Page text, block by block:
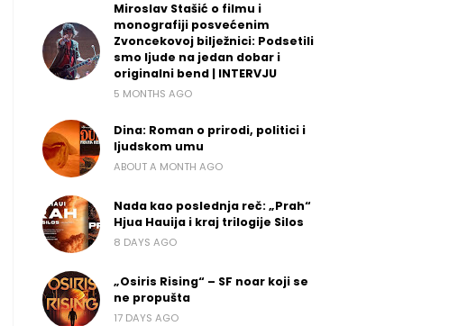
Miroslav Stašić o filmu i
monografiji posvećenim
Zvoncekovoj bilježnici: Podsetili
smo ljude na jedan dobar i
originalni bend | INTERVJU
5 MONTHS AGO
Dina: Roman o prirodi, politici i
ljudskom umu
ABOUT A MONTH AGO
Nada kao poslednja reč: „Prah“
Hjua Hauija i kraj trilogije Silos
8 DAYS AGO
„Osiris Rising“ – SF noar koji se
ne propušta
17 DAYS AGO